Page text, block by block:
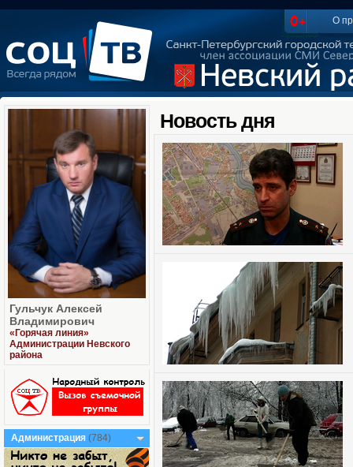
О
Гульчук Алексей
Владимирович
«Горячая линия»
Администрации Невского
района
Администрация (784)
Новость дня